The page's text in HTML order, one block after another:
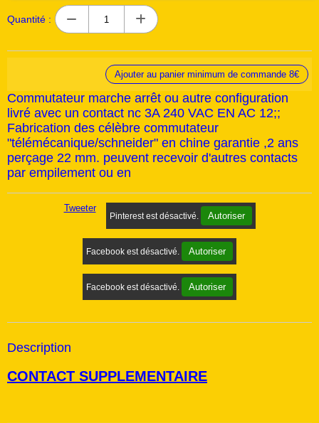
Quantité :
Ajouter au panier minimum de commande 8€
Commutateur marche arrêt ou autre configuration
livré avec un contact nc 3A 240 VAC EN AC 12;;
Fabrication des célèbre commutateur
"télémécanique/schneider" en chine garantie ,2 ans
perçage 22 mm. peuvent recevoir d'autres contacts
par empilement ou en
Tweeter
Pinterest est désactivé. Autoriser
Facebook est désactivé. Autoriser
Facebook est désactivé. Autoriser
Description
CONTACT SUPPLEMENTAIRE